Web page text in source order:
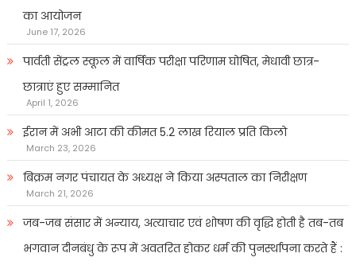
का आयोजन
June 17, 2026
पार्वती सेंट्रल स्कूल में वार्षिक परीक्षा परिणाम घोषित, मेधावी छात्र-
छात्राएं हुए सम्मानित
April 1, 2026
ईरान में अभी आटा की कीमत 5.2 लाख रियाल प्रति किलो
March 23, 2026
बिक्रम नगर पंचायत के अध्यक्ष ने किया अस्पताल का निरीक्षण
March 21, 2026
जब-जब संसार में अन्याय, अत्याचार एवं शोषण की वृद्धि होती है तब-तब
भगवान दीनबंधु के रूप में अवतरित होकर धर्म की पुनर्स्थापना करते हैं :